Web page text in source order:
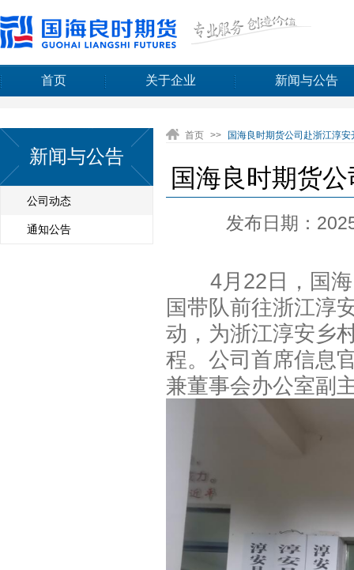
首页 关于企业 新闻与公告
新闻与公告
公司动态
通知公告
首页 >> 国海良时期货公司赴浙江淳
国海良时期货
发布日期：
4月22日，国海
国带队前往浙江淳
动，为浙江淳安乡
程。公司首席信息
兼董事会办公室副